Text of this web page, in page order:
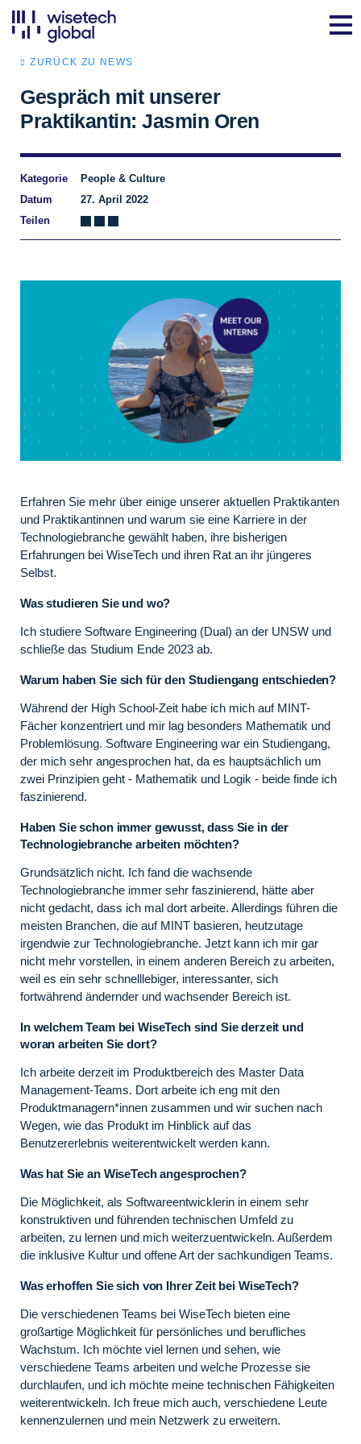
ZURÜCK ZU NEWS
Gespräch mit unserer
Praktikantin: Jasmin Oren
Kategorie
People & Culture
Datum
27. April 2022
Teilen
Erfahren Sie mehr über einige unserer aktuellen Praktikanten
und Praktikantinnen und warum sie eine Karriere in der
Technologiebranche gewählt haben, ihre bisherigen
Erfahrungen bei WiseTech und ihren Rat an ihr jüngeres
Selbst.
Was studieren Sie und wo?
Ich studiere Software Engineering (Dual) an der UNSW und
schließe das Studium Ende 2023 ab.
Warum haben Sie sich für den Studiengang entschieden?
Während der High School-Zeit habe ich mich auf MINT-
Fächer konzentriert und mir lag besonders Mathematik und
Problemlösung. Software Engineering war ein Studiengang,
der mich sehr angesprochen hat, da es hauptsächlich um
zwei Prinzipien geht - Mathematik und Logik - beide finde ich
faszinierend.
Haben Sie schon immer gewusst, dass Sie in der
Technologiebranche arbeiten möchten?
Grundsätzlich nicht. Ich fand die wachsende
Technologiebranche immer sehr faszinierend, hätte aber
nicht gedacht, dass ich mal dort arbeite. Allerdings führen die
meisten Branchen, die auf MINT basieren, heutzutage
irgendwie zur Technologiebranche. Jetzt kann ich mir gar
nicht mehr vorstellen, in einem anderen Bereich zu arbeiten,
weil es ein sehr schnelllebiger, interessanter, sich
fortwährend ändernder und wachsender Bereich ist.
In welchem Team bei WiseTech sind Sie derzeit und
woran arbeiten Sie dort?
Ich arbeite derzeit im Produktbereich des Master Data
Management-Teams. Dort arbeite ich eng mit den
Produktmanagern*innen zusammen und wir suchen nach
Wegen, wie das Produkt im Hinblick auf das
Benutzererlebnis weiterentwickelt werden kann.
Was hat Sie an WiseTech angesprochen?
Die Möglichkeit, als Softwareentwicklerin in einem sehr
konstruktiven und führenden technischen Umfeld zu
arbeiten, zu lernen und mich weiterzuentwickeln. Außerdem
die inklusive Kultur und offene Art der sachkundigen Teams.
Was erhoffen Sie sich von Ihrer Zeit bei WiseTech?
Die verschiedenen Teams bei WiseTech bieten eine
großartige Möglichkeit für persönliches und berufliches
Wachstum. Ich möchte viel lernen und sehen, wie
verschiedene Teams arbeiten und welche Prozesse sie
durchlaufen, und ich möchte meine technischen Fähigkeiten
weiterentwickeln. Ich freue mich auch, verschiedene Leute
kennenzulernen und mein Netzwerk zu erweitern.